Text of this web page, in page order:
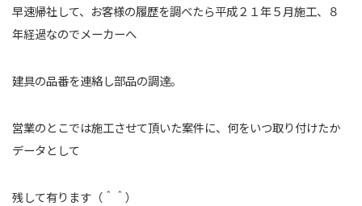
早速帰社して、お客様の履歴を調べたら平成２１年５月施工、８
年経過なのでメーカーへ
建具の品番を連絡し部品の調達。
営業のとこでは施工させて頂いた案件に、何をいつ取り付けたか
データとして
残して有ります（＾＾）